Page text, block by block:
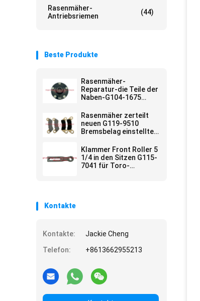
Rasenmäher-
Antriebsriemen
(44)
Beste Produkte
Rasenmäher-
Reparatur-die Teile der
Naben-G104-1675
Arbeiter-
Gebrauchsfahrzeug
Rasenmäher zerteilt
neuen G119-9510
Bremsbelag einstellte
Klammer Front Roller 5
1/4 in den Sitzen G115-
7041 für Toro-
Kontakte
Kontakte:
Jackie Cheng
Telefon:
+8613662955213